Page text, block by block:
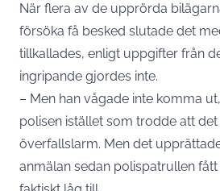
När flera av de upprörda
försöka få besked slutade det
tillkallades, enligt uppgifter från
ingripande gjordes inte.
– Men han vågade inte komma
polisen istället som trodde att
överfallslarm. Men det
anmälan sedan polispatrullen